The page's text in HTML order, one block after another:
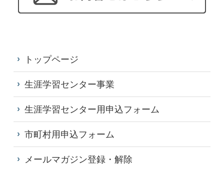
トップページ
生涯学習センター事業
生涯学習センター用申込フォーム
市町村用申込フォーム
メールマガジン登録・解除